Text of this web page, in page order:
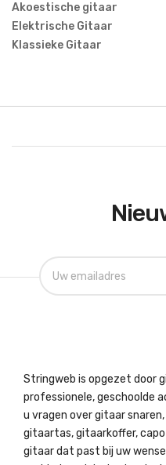
Akoestische gitaar
Elektrische Gitaar
Klassieke Gitaar
Stringweb is opgezet door
professionele, geschoolde
u vragen over gitaar
gitaartas, gitaarkoffer,
gitaar dat past bij uw